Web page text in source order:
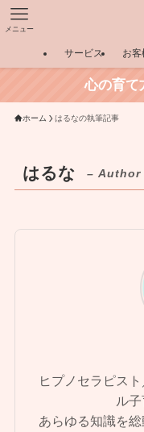
メニュー
サービス お客
心の育
ホーム はるなの執筆記事
はるな – Author
ヒプノセラピス
ル
あらゆる知識を